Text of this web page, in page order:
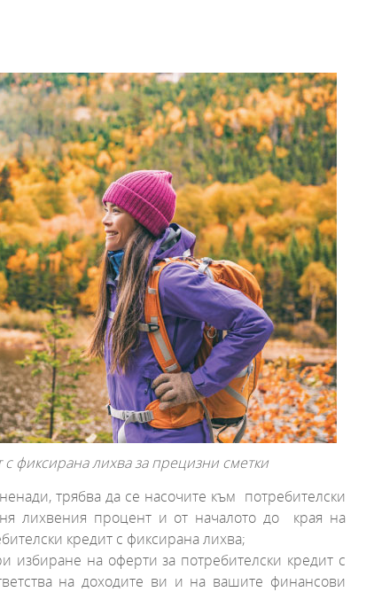
с фиксирана лихва за прецизни сметки
трябва да се насочите към потребителски
лихвения процент и от началото до края на
кредит с фиксирана лихва;
избиране на оферти за потребителски кредит с
на доходите ви и на вашите финансови